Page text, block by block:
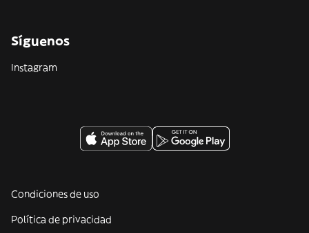
Síguenos
Instagram
Condiciones de uso
Política de privacidad